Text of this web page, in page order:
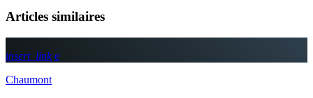
Articles similaires
insert_link
Chaumont